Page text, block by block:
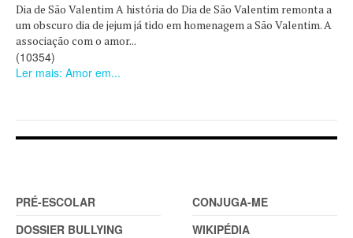
Dia de São Valentim A história do Dia de São Valentim remonta a
um obscuro dia de jejum já tido em homenagem a São Valentim. A
associação com o amor...
(10354)
Ler mais: Amor em...
PRÉ-ESCOLAR
DOSSIER BULLYING
CONJUGA-ME
WIKIPÉDIA